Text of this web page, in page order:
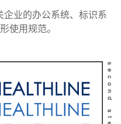
业的办公系统、标识系
使用规范。